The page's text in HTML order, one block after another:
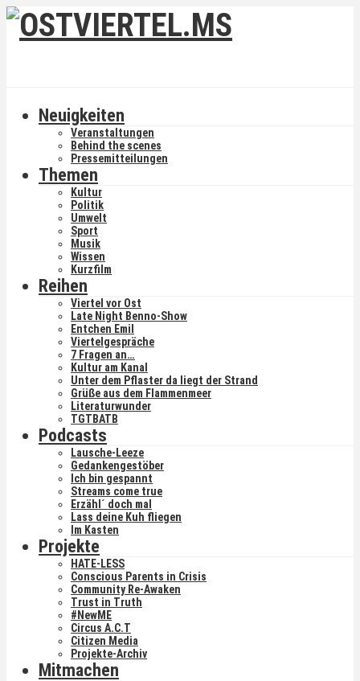
Neuigkeiten
Veranstaltungen
Behind the scenes
Pressemitteilungen
Themen
Kultur
Politik
Umwelt
Sport
Musik
Wissen
Kurzfilm
Reihen
Viertel vor Ost
Late Night Benno-Show
Entchen Emil
Viertelgespräche
7 Fragen an…
Kultur am Kanal
Unter dem Pflaster da liegt der Strand
Grüße aus dem Flammenmeer
Literaturwunder
TGTBATB
Podcasts
Lausche-Leeze
Gedankengestöber
Ich bin gespannt
Streams come true
Erzähl´ doch mal
Lass deine Kuh fliegen
Im Kasten
Projekte
HATE-LESS
Conscious Parents in Crisis
Community Re-Awaken
Trust in Truth
#NewME
Circus A.C.T
Citizen Media
Projekte-Archiv
Mitmachen